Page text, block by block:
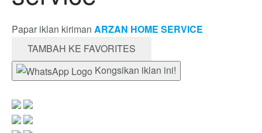
Papar iklan kiriman ARZAN HOME SERVICE
TAMBAH KE FAVORITES
Kongsikan iklan ini!